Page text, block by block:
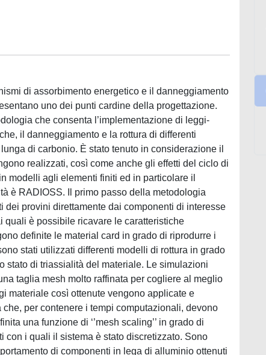
di assorbimento energetico e il danneggiamento
uno dei punti cardine della progettazione.
che consenta l’implementazione di leggi-
il danneggiamento e la rottura di differenti
di carbonio. È stato tenuto in considerazione il
realizzati, così come anche gli effetti del ciclo di
modelli agli elementi finiti ed in particolare il
è RADIOSS. Il primo passo della metodologia
provini direttamente dai componenti di interesse
quali è possibile ricavare le caratteristiche
definite le material card in grado di riprodurre i
stati utilizzati differenti modelli di rottura in grado
stato di triassialità del materiale. Le simulazioni
taglia mesh molto raffinata per cogliere al meglio
materiale così ottenute vengono applicate e
per contenere i tempi computazionali, devono
una funzione di ‘’mesh scaling’’ in grado di
i quali il sistema è stato discretizzato. Sono
di componenti in lega di alluminio ottenuti